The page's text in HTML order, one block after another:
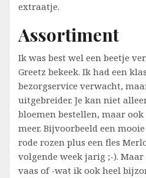
extraatje.
Assortiment
Ik was best wel een beetje
Greetz bekeek. Ik had een
bezorgservice verwacht,
uitgebreider. Je kan niet
bloemen bestellen, maar
meer. Bijvoorbeeld een
rode rozen plus een fles
volgende week jarig ;-).
vaas of -wat ik ook heel